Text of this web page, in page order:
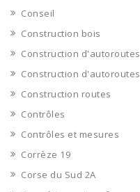
Conseil
Construction bois
Construction d'autoroutes
Construction d'autoroutes
Construction routes
Contrôles
Contrôles et mesures
Corrèze 19
Corse du Sud 2A